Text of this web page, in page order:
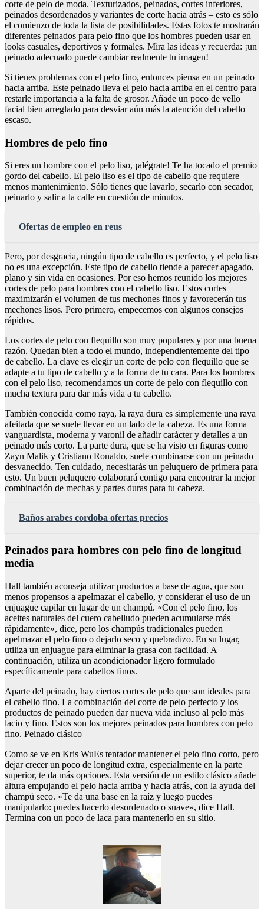
corte de pelo de moda. Texturizados, peinados, cortes inferiores,
peinados desordenados y variantes de corte hacia atrás – esto es sólo
el comienzo de toda la lista de posibilidades. Estas fotos te mostrarán
diferentes peinados para pelo fino que los hombres pueden usar en
looks casuales, deportivos y formales. Mira las ideas y recuerda: ¡un
peinado adecuado puede cambiar realmente tu imagen!
Si tienes problemas con el pelo fino, entonces piensa en un peinado
hacia arriba. Este peinado lleva el pelo hacia arriba en el centro para
restarle importancia a la falta de grosor. Añade un poco de vello
facial bien arreglado para desviar aún más la atención del cabello
escaso.
Hombres de pelo fino
Si eres un hombre con el pelo liso, ¡alégrate! Te ha tocado el premio
gordo del cabello. El pelo liso es el tipo de cabello que requiere
menos mantenimiento. Sólo tienes que lavarlo, secarlo con secador,
peinarlo y salir a la calle en cuestión de minutos.
Ofertas de empleo en reus
Pero, por desgracia, ningún tipo de cabello es perfecto, y el pelo liso
no es una excepción. Este tipo de cabello tiende a parecer apagado,
plano y sin vida en ocasiones. Por eso hemos reunido los mejores
cortes de pelo para hombres con el cabello liso. Estos cortes
maximizarán el volumen de tus mechones finos y favorecerán tus
mechones lisos. Pero primero, empecemos con algunos consejos
rápidos.
Los cortes de pelo con flequillo son muy populares y por una buena
razón. Quedan bien a todo el mundo, independientemente del tipo
de cabello. La clave es elegir un corte de pelo con flequillo que se
adapte a tu tipo de cabello y a la forma de tu cara. Para los hombres
con el pelo liso, recomendamos un corte de pelo con flequillo con
mucha textura para dar más vida a tu cabello.
También conocida como raya, la raya dura es simplemente una raya
afeitada que se suele llevar en un lado de la cabeza. Es una forma
vanguardista, moderna y varonil de añadir carácter y detalles a un
peinado más corto. La parte dura, que se ha visto en figuras como
Zayn Malik y Cristiano Ronaldo, suele combinarse con un peinado
desvanecido. Ten cuidado, necesitarás un peluquero de primera para
esto. Un buen peluquero colaborará contigo para encontrar la mejor
combinación de mechas y partes duras para tu cabeza.
Baños arabes cordoba ofertas precios
Peinados para hombres con pelo fino de longitud
media
Hall también aconseja utilizar productos a base de agua, que son
menos propensos a apelmazar el cabello, y considerar el uso de un
enjuague capilar en lugar de un champú. «Con el pelo fino, los
aceites naturales del cuero cabelludo pueden acumularse más
rápidamente», dice, pero los champús tradicionales pueden
apelmazar el pelo fino o dejarlo seco y quebradizo. En su lugar,
utiliza un enjuague para eliminar la grasa con facilidad. A
continuación, utiliza un acondicionador ligero formulado
específicamente para cabellos finos.
Aparte del peinado, hay ciertos cortes de pelo que son ideales para
el cabello fino. La combinación del corte de pelo perfecto y los
productos de peinado pueden dar nueva vida incluso al pelo más
lacio y fino. Estos son los mejores peinados para hombres con pelo
fino. Peinado clásico
Como se ve en Kris WuEs tentador mantener el pelo fino corto, pero
dejar crecer un poco de longitud extra, especialmente en la parte
superior, te da más opciones. Esta versión de un estilo clásico añade
altura empujando el pelo hacia arriba y hacia atrás, con la ayuda del
champú seco. «Te da una base en la raíz y luego puedes
manipularlo: puedes hacerlo desordenado o suave», dice Hall.
Termina con un poco de laca para mantenerlo en su sitio.